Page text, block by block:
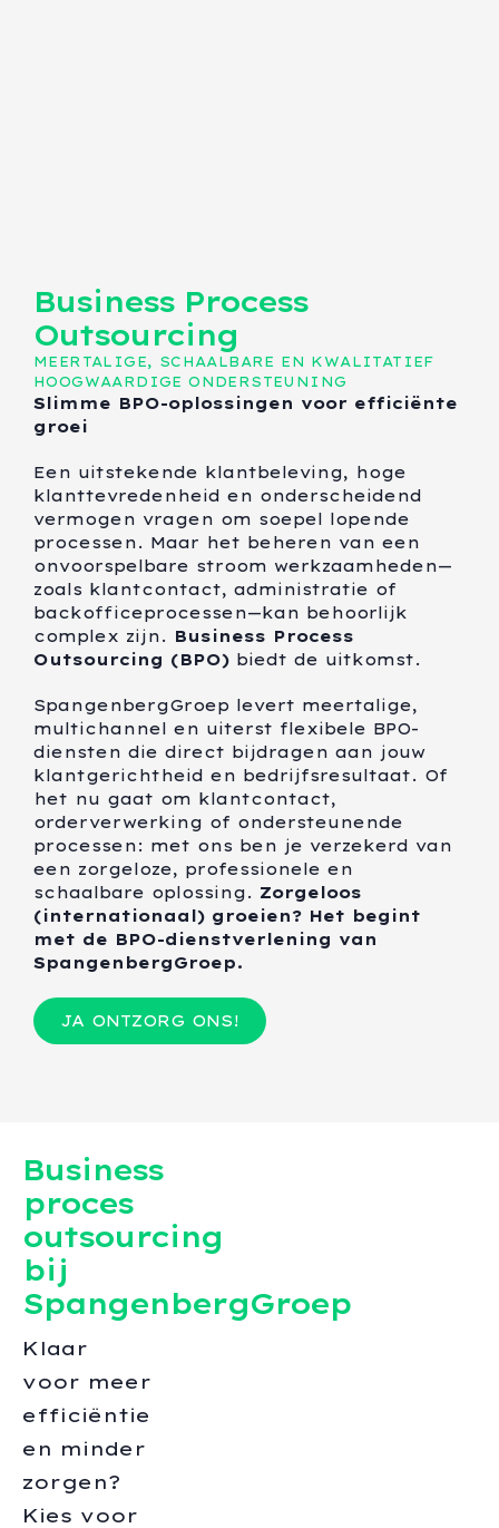
Business Process
Outsourcing
MEERTALIGE, SCHAALBARE EN KWALITATIEF
HOOGWAARDIGE ONDERSTEUNING
Slimme BPO-oplossingen voor efficiënte
groei
Een uitstekende klantbeleving, hoge
klanttevredenheid en onderscheidend
vermogen vragen om soepel lopende
processen. Maar het beheren van een
onvoorspelbare stroom werkzaamheden—
zoals klantcontact, administratie of
backofficeprocessen—kan behoorlijk
complex zijn. Business Process
Outsourcing (BPO) biedt de uitkomst.
SpangenbergGroep levert meertalige,
multichannel en uiterst flexibele BPO-
diensten die direct bijdragen aan jouw
klantgerichtheid en bedrijfsresultaat. Of
het nu gaat om klantcontact,
orderverwerking of ondersteunende
processen: met ons ben je verzekerd van
een zorgeloze, professionele en
schaalbare oplossing. Zorgeloos
(internationaal) groeien? Het begint
met de BPO-dienstverlening van
SpangenbergGroep.
JA ONTZORG ONS!
Business
proces
outsourcing
bij
SpangenbergGroep
Klaar
voor meer
efficiëntie
en minder
zorgen?
Kies voor